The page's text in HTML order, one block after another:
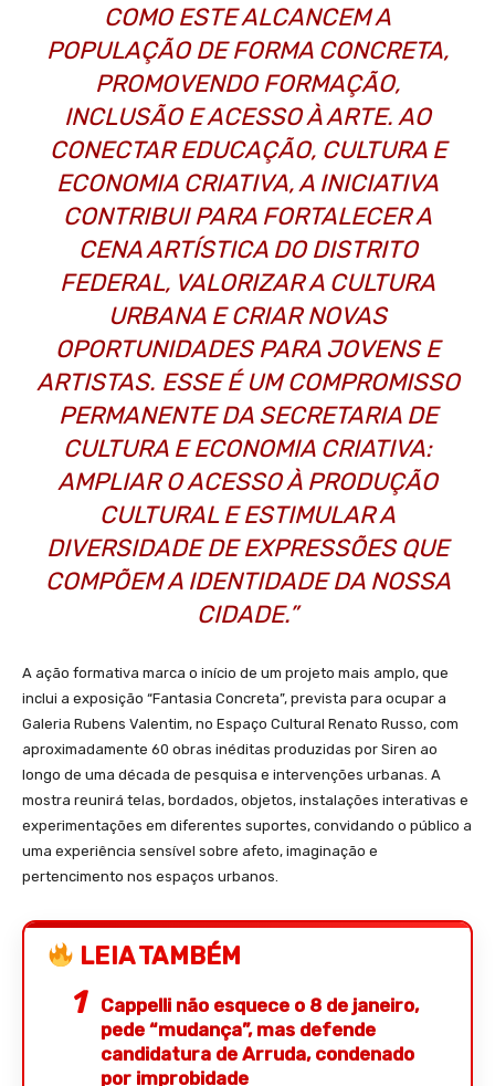
COMO ESTE ALCANCEM A
POPULAÇÃO DE FORMA CONCRETA,
PROMOVENDO FORMAÇÃO,
INCLUSÃO E ACESSO À ARTE. AO
CONECTAR EDUCAÇÃO, CULTURA E
ECONOMIA CRIATIVA, A INICIATIVA
CONTRIBUI PARA FORTALECER A
CENA ARTÍSTICA DO DISTRITO
FEDERAL, VALORIZAR A CULTURA
URBANA E CRIAR NOVAS
OPORTUNIDADES PARA JOVENS E
ARTISTAS. ESSE É UM COMPROMISSO
PERMANENTE DA SECRETARIA DE
CULTURA E ECONOMIA CRIATIVA:
AMPLIAR O ACESSO À PRODUÇÃO
CULTURAL E ESTIMULAR A
DIVERSIDADE DE EXPRESSÕES QUE
COMPÕEM A IDENTIDADE DA NOSSA
CIDADE.”
A ação formativa marca o início de um projeto mais amplo, que
inclui a exposição “Fantasia Concreta”, prevista para ocupar a
Galeria Rubens Valentim, no Espaço Cultural Renato Russo, com
aproximadamente 60 obras inéditas produzidas por Siren ao
longo de uma década de pesquisa e intervenções urbanas. A
mostra reunirá telas, bordados, objetos, instalações interativas e
experimentações em diferentes suportes, convidando o público a
uma experiência sensível sobre afeto, imaginação e
pertencimento nos espaços urbanos.
LEIA TAMBÉM
Cappelli não esquece o 8 de janeiro,
pede “mudança”, mas defende
candidatura de Arruda, condenado
por improbidade